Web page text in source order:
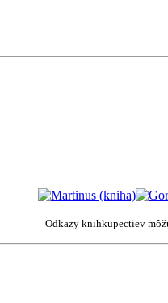
Odkazy knihkupectiev